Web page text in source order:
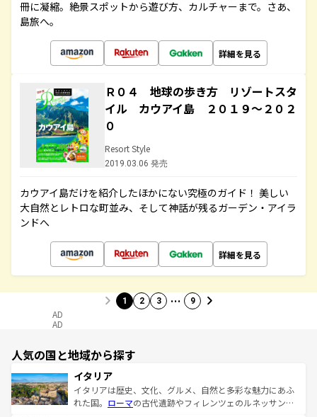
冊に凝縮。絶景スポットから遊び方、カルチャーまで。さあ、
島旅へ。
詳細を見る
Ｒ０４ 地球の歩き方 リゾートスタ
イル カウアイ島 ２０１９～２０２
０
Resort Style
2019.03.06 発売
カウアイ島だけを紹介したほかにない究極のガイド！ 美しい
大自然とレトロな町並み、そして神話が残るガーデン・アイラ
ンドへ
詳細を見る
1 2 3 … 9
AD
AD
人気の国と地域から探す
イタリア
イタリアは歴史、文化、グルメ、自然と多彩な魅力にあふ
れた国。 ローマの古代遺跡やフィレンツェのルネッサンス